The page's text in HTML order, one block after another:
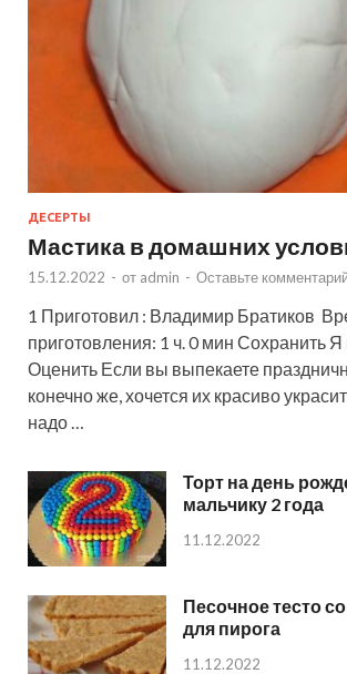
ДЕСЕРТЫ
Мастика в домашних
15.12.2022 - от admin - Оставьте
1 Приготовил : Владимир Братиков
приготовления: 1 ч. 0 мин Сохранить Я
Оценить Если вы выпекаете
конечно же, хочется их красиво
надо …
Торт на день
мальчику 2 года
11.12.2022
Песочное тесто
для пирога
11.12.2022